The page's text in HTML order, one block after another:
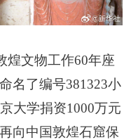
煌文物工作60年座
名了编号381323小
大学捐资1000万元
向中国敦煌石窟保